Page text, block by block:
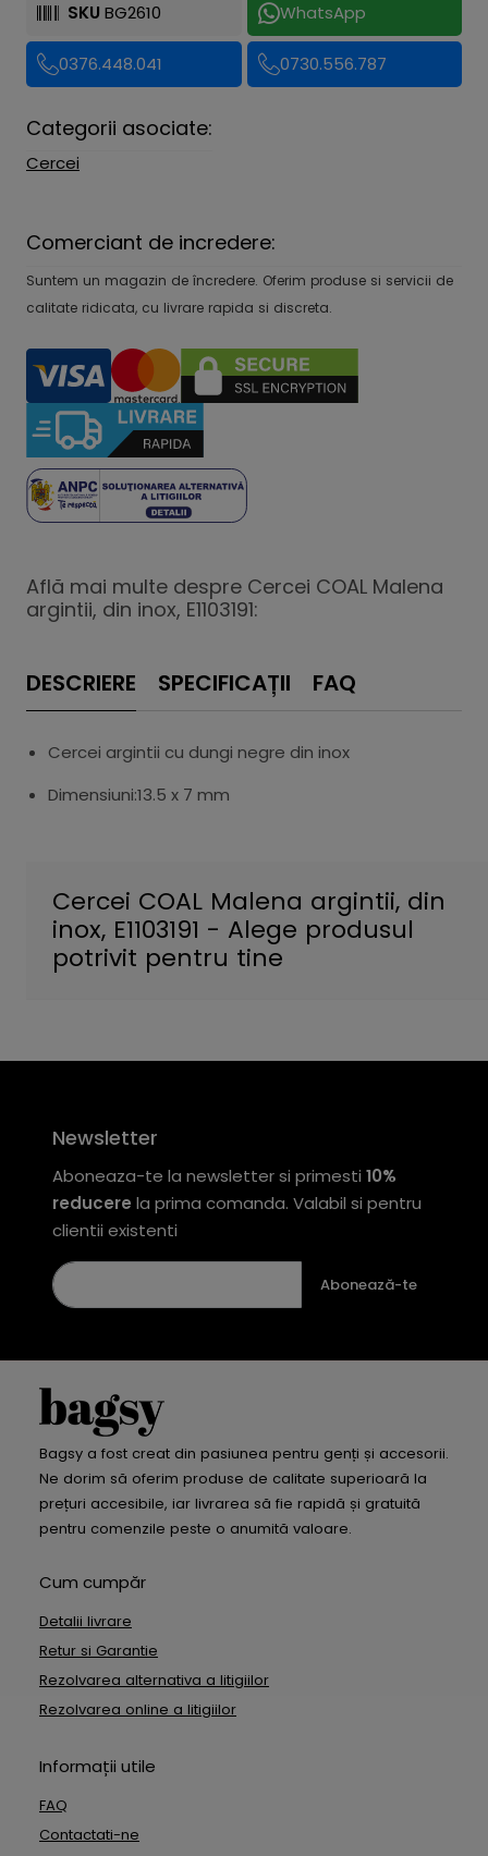
SKU BG2610 WhatsApp
0376.448.041 0730.556.787
Categorii asociate:
Cercei
Comerciant de incredere:
Suntem un magazin de încredere. Oferim produse si servicii de
calitate ridicata, cu livrare rapida si discreta.
Află mai multe despre Cercei COAL Malena
argintii, din inox, E1103191:
DESCRIERE SPECIFICAȚII FAQ
Cercei argintii cu dungi negre din inox
Dimensiuni:13.5 x 7 mm
Cercei COAL Malena argintii, din
inox, E1103191 - Alege produsul
potrivit pentru tine
Newsletter
Aboneaza-te la newsletter si primesti 10%
reducere la prima comanda. Valabil si pentru
clientii existenti
Abonează-te
Bagsy a fost creat din pasiunea pentru genți și accesorii.
Ne dorim să oferim produse de calitate superioară la
prețuri accesibile, iar livrarea să fie rapidă și gratuită
pentru comenzile peste o anumită valoare.
Cum cumpăr
Detalii livrare
Retur si Garantie
Rezolvarea alternativa a litigiilor
Rezolvarea online a litigiilor
Informații utile
FAQ
Contactati-ne